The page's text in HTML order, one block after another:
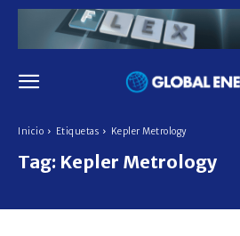
Inicio Etiquetas Kepler Metrology
Tag: Kepler Metrology